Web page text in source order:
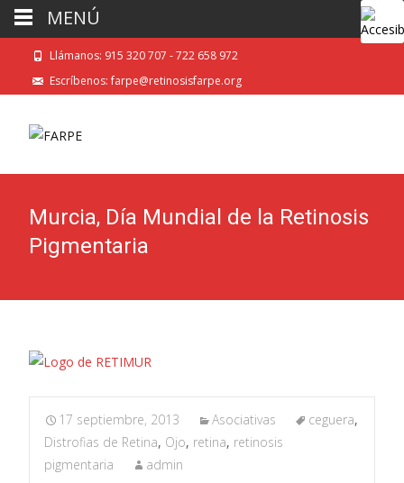
Llámanos: 915 320 707 - 722 658 972
Escríbenos: farpe@retinosisfarpe.org
Murcia, Día Mundial de la Retinosis
Pigmentaria
17 septiembre, 2013 Asociativas ceguera,
Distrofias de Retina, Ojo, retina, retinosis
pigmentaria
admin
MENÚ